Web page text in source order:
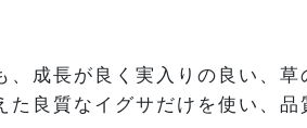
成長が良く実入りの良い、
良質なイグサだけを使い、